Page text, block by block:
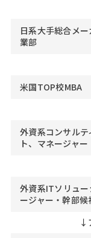
日系大手総合メ
業部
米国TOP校MBA
外資系コンサル
ト、マネージャー
外資系ITソリュ
ージャー・幹部候
↓